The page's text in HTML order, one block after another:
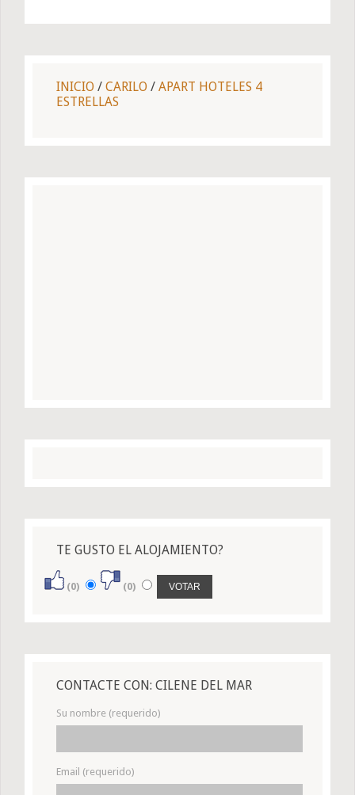
INICIO / CARILO / APART HOTELES 4
ESTRELLAS
TE GUSTO EL ALOJAMIENTO?
(0) (0)
CONTACTE CON: CILENE DEL MAR
Su nombre (requerido)
Email (requerido)